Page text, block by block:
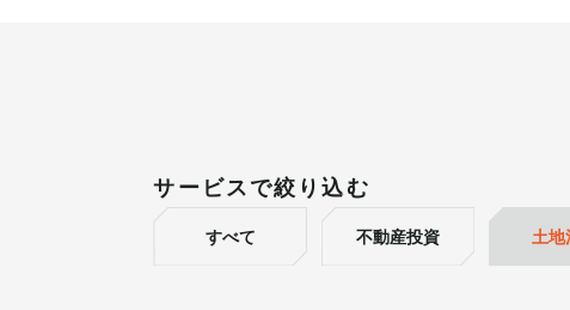
サービスで絞り込む
すべて 不動産投資 土地